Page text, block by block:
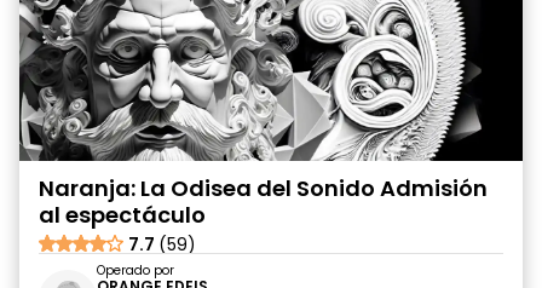
Naranja: La Odisea del Sonido Admisión
al espectáculo
7.7 (59)
Operado por